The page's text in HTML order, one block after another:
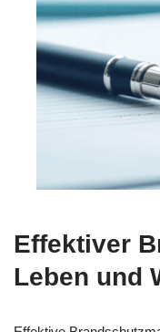
Effektiver
Leben und